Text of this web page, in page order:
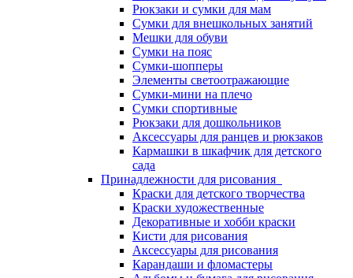
Рюкзаки и сумки для мам
Сумки для внешкольных занятий
Мешки для обуви
Сумки на пояс
Сумки-шопперы
Элементы светоотражающие
Сумки-мини на плечо
Сумки спортивные
Рюкзаки для дошкольников
Аксессуары для ранцев и рюкзаков
Кармашки в шкафчик для детского
сада
Принадлежности для рисования
Краски для детского творчества
Краски художественные
Декоративные и хобби краски
Кисти для рисования
Аксессуары для рисования
Карандаши и фломастеры